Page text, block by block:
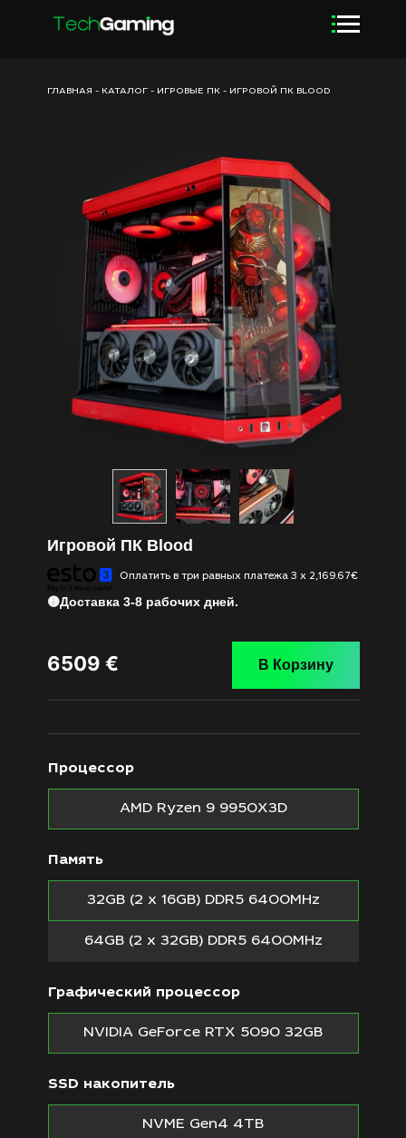
ГЛАВНАЯ - КАТАЛОГ- ИГРОВЫЕ ПК- ИГРОВОЙ ПК BLOOD
Игровой ПК Blood
Оплатить в три равных платежа 3 x 2,169.67€
🟡Доставка 3-8 рабочих дней.
6509 € В Корзину
Процессор
AMD Ryzen 9 9950X3D
Память
32GB (2 x 16GB) DDR5 6400MHz
64GB (2 x 32GB) DDR5 6400MHz
Графический процессор
NVIDIA GeForce RTX 5090 32GB
SSD накопитель
NVME Gen4 4TB